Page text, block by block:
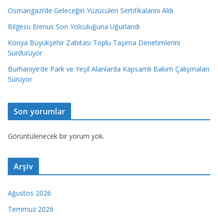
Osmangazi’de Geleceğin Yüzücüleri Sertifikalarını Aldı
Bilgesu Erenus Son Yolculuğuna Uğurlandı
Konya Büyükşehir Zabıtası Toplu Taşıma Denetimlerini
Sürdürüyor
Burhaniye’de Park ve Yeşil Alanlarda Kapsamlı Bakım Çalışmaları
Sürüyor
Son yorumlar
Görüntülenecek bir yorum yok.
Arşiv
Ağustos 2026
Temmuz 2026